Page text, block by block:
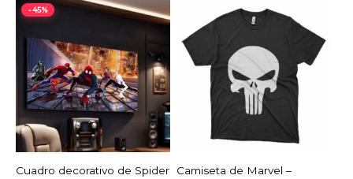
-45%
AGOTADO
Cuadro decorativo de Spider
El
precio
era:
$19,99.
El
$10,99.
Camiseta de Marvel –